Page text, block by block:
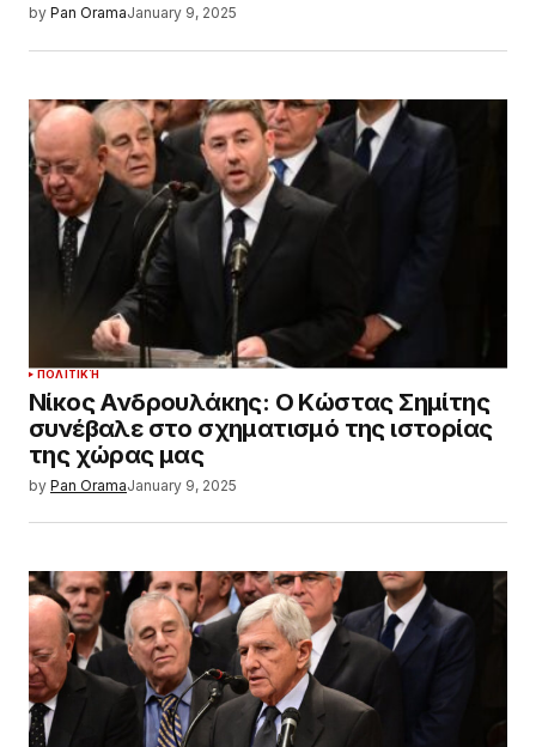
by Pan OramaJanuary 9, 2025
ΠΟΛΙΤΙΚΉ
Νίκος Ανδρουλάκης: Ο Κώστας Σημίτης
συνέβαλε στο σχηματισμό της ιστορίας
της χώρας μας
by Pan OramaJanuary 9, 2025